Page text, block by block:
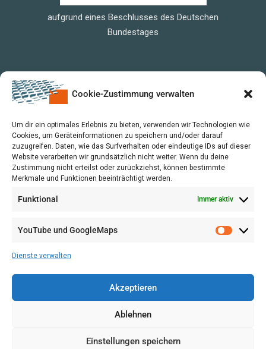
Cookie-Zustimmung verwalten
Um dir ein optimales Erlebnis zu bieten, verwenden wir Technologien wie
Cookies, um Geräteinformationen zu speichern und/oder darauf
zuzugreifen. Daten, wie das Surfverhalten oder eindeutige IDs auf dieser
Website verarbeiten wir grundsätzlich nicht weiter. Wenn du deine
Zustimmung nicht erteilst oder zurückziehst, können bestimmte
Merkmale und Funktionen beeinträchtigt werden.
Funktional Immer aktiv
YouTube und GoogleMaps
Dienste verwalten
Akzeptieren
Ablehnen
Einstellungen speichern
aufgrund eines Beschlusses des Deutschen
Bundestages
VERWALTUNG